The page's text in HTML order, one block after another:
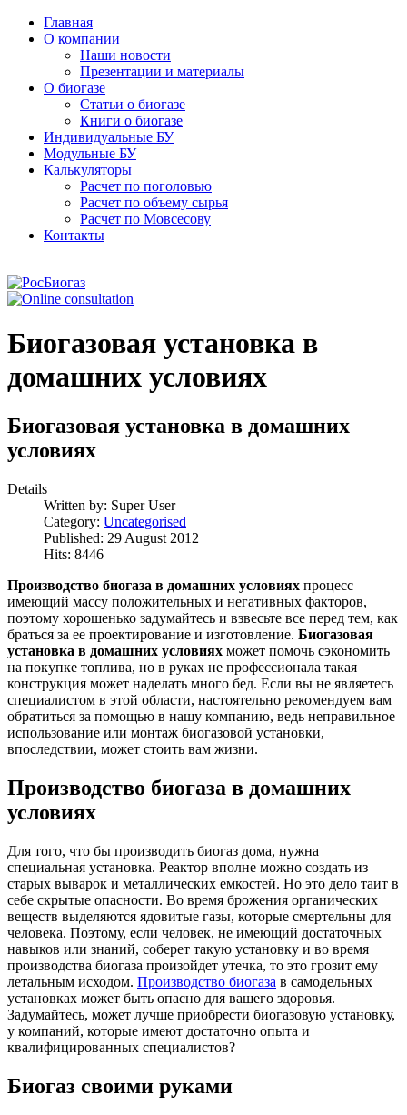
Главная
О компании
Наши новости
Презентации и материалы
О биогазе
Статьи о биогазе
Книги о биогазе
Индивидуальные БУ
Модульные БУ
Калькуляторы
Расчет по поголовью
Расчет по объему сырья
Расчет по Мовсесову
Контакты
Биогазовая установка в
домашних условиях
Биогазовая установка в домашних
условиях
Details
Written by: Super User
Category: Uncategorised
Published: 29 August 2012
Hits: 8446
Производство биогаза в домашних условиях процесс
имеющий массу положительных и негативных факторов,
поэтому хорошенько задумайтесь и взвесьте все перед тем, как
браться за ее проектирование и изготовление. Биогазовая
установка в домашних условиях может помочь сэкономить
на покупке топлива, но в руках не профессионала такая
конструкция может наделать много бед. Если вы не являетесь
специалистом в этой области, настоятельно рекомендуем вам
обратиться за помощью в нашу компанию, ведь неправильное
использование или монтаж биогазовой установки,
впоследствии, может стоить вам жизни.
Производство биогаза в домашних
условиях
Для того, что бы производить биогаз дома, нужна
специальная установка. Реактор вполне можно создать из
старых выварок и металлических емкостей. Но это дело таит в
себе скрытые опасности. Во время брожения органических
веществ выделяются ядовитые газы, которые смертельны для
человека. Поэтому, если человек, не имеющий достаточных
навыков или знаний, соберет такую установку и во время
производства биогаза произойдет утечка, то это грозит ему
летальным исходом. Производство биогаза в самодельных
установках может быть опасно для вашего здоровья.
Задумайтесь, может лучше приобрести биогазовую установку,
у компаний, которые имеют достаточно опыта и
квалифицированных специалистов?
Биогаз своими руками